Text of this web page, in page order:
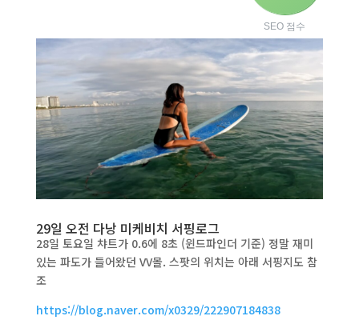
SEO 점수
29일 오전 다낭 미케비치 서핑로그
28일 토요일 챠트가 0.6에 8초 (윈드파인더 기준) 정말 재미
있는 파도가 들어왔던 VV몰. 스팟의 위치는 아래 서핑지도 참
조
https://blog.naver.com/x0329/222907184838